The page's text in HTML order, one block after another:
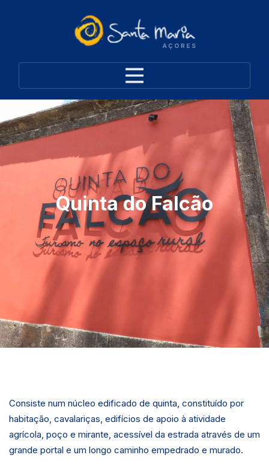
Quinta do Falcão
Consiste num núcleo edificado de quinta, constituído por
habitação, cavalariças, edifícios de apoio à atividade
agrícola, poço e mirante, acessível da estrada através de um
grande portal e um longo caminho empedrado e murado.